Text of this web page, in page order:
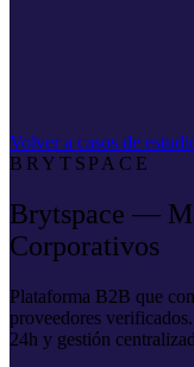
Volver a casos de
BRYTSPACE
Brytspace —
Corporativos
Plataforma B2B que
proveedores
24h y gestión